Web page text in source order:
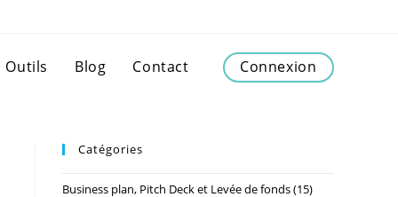
Outils Blog Contact Connexion
Catégories
Business plan, Pitch Deck et Levée de fonds(15)